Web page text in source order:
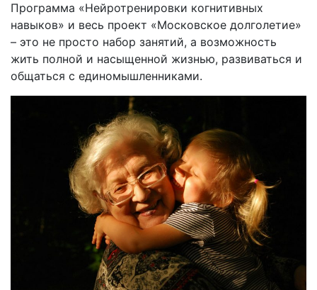
Программа «Нейротренировки когнитивных
навыков» и весь проект «Московское долголетие»
– это не просто набор занятий, а возможность
жить полной и насыщенной жизнью, развиваться и
общаться с единомышленниками.